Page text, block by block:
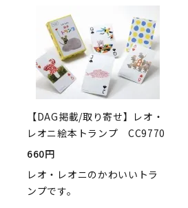
【DAG掲載/取り寄せ】レオ・
レオニ絵本トランプ CC9770
660円
レオ・レオニのかわいいトラ
ンプです。